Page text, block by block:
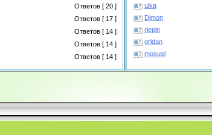
Ответов [ 20 ]
Ответов [ 17 ]
Ответов [ 14 ]
Ответов [ 14 ]
Ответов [ 14 ]
ulka
Dimon
riepin
gridan
mosusl